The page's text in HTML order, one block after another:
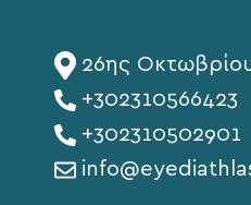
26ης
+302310566423
+302310502901